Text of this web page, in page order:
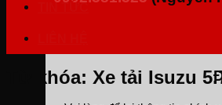
TIN TỨC
Từ khóa: Xe tải Isuzu